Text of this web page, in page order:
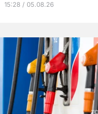
15:28 / 05.08.26